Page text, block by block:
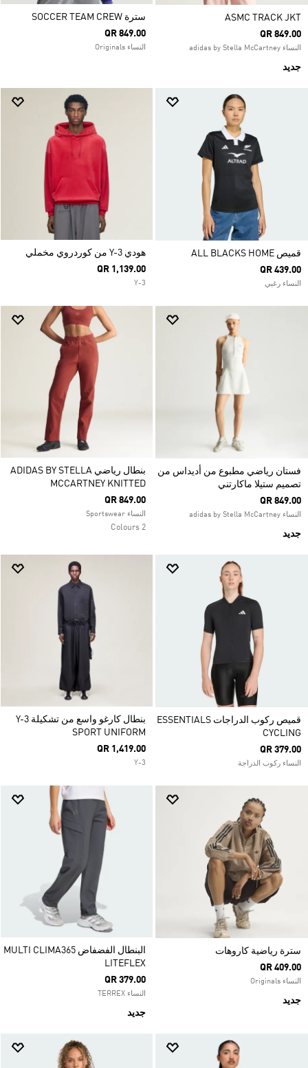
ASMC TRACK JKT
QR 849.00
النساء adidas by Stella McCartney
جديد
سترة SOCCER TEAM CREW
QR 849.00
النساء Originals
قميص ALL BLACKS HOME
QR 439.00
النساء رغبي
هودي Y-3 من كوردروي مخملي
QR 1,139.00
Y-3
فستان رياضي مطبوع من أديداس من
تصميم ستيلا ماكارتني
QR 849.00
النساء adidas by Stella McCartney
جديد
بنطال رياضي ADIDAS BY STELLA
MCCARTNEY KNITTED
QR 849.00
النساء Sportswear
2 Colours
قميص ركوب الدراجات ESSENTIALS
CYCLING
QR 379.00
النساء ركوب الدراجة
بنطال كارغو واسع من تشكيلة Y-3
SPORT UNIFORM
QR 1,419.00
Y-3
سترة رياضية كاروهات
QR 409.00
النساء Originals
جديد
البنطال الفضفاض MULTI CLIMA365
LITEFLEX
QR 379.00
النساء TERREX
جديد